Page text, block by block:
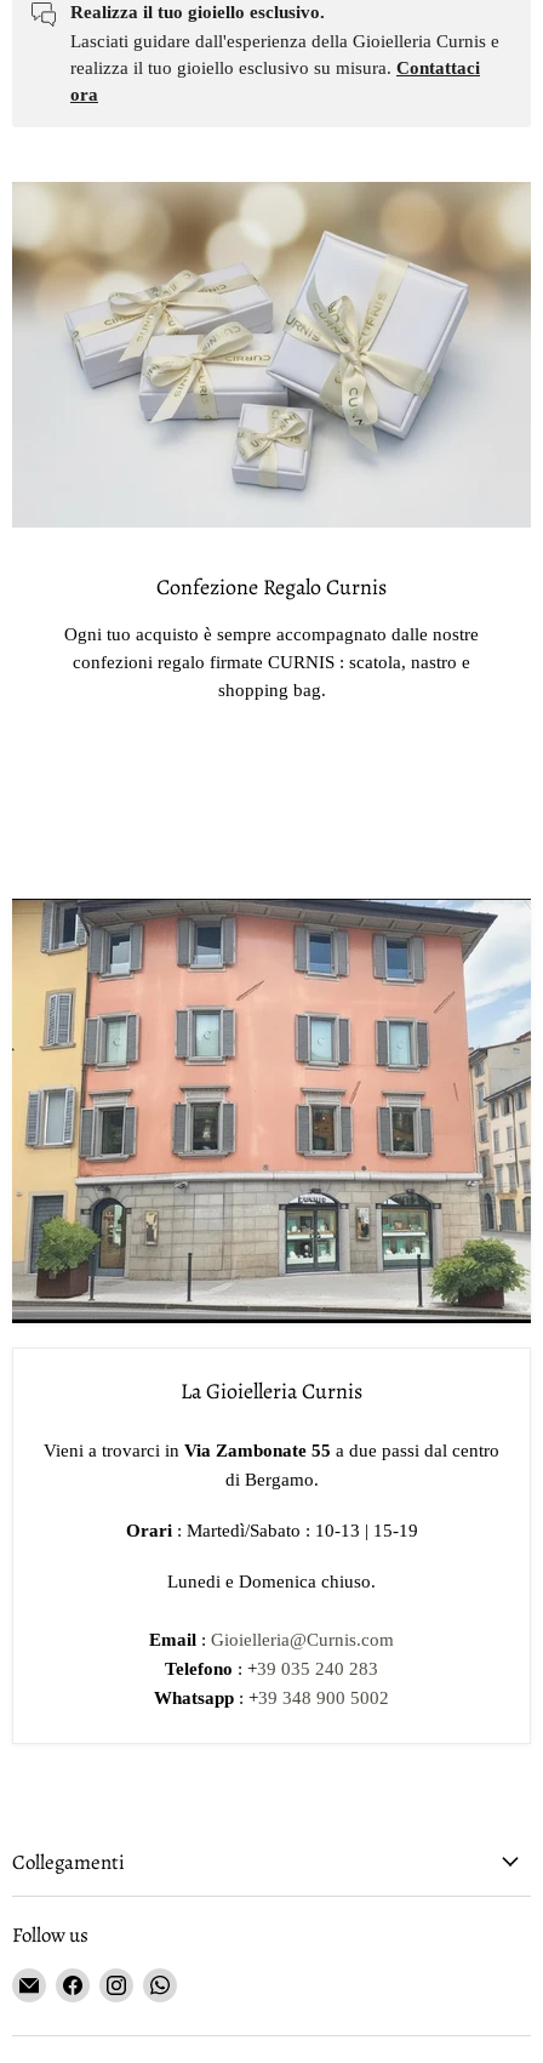
Realizza il tuo gioiello esclusivo.
Lasciati guidare dall'esperienza della Gioielleria Curnis e
realizza il tuo gioiello esclusivo su misura. Contattaci
ora
Confezione Regalo Curnis
Ogni tuo acquisto è sempre accompagnato dalle nostre
confezioni regalo firmate CURNIS : scatola, nastro e
shopping bag.
La Gioielleria Curnis
Vieni a trovarci in Via Zambonate 55 a due passi dal centro
di Bergamo.
Orari : Martedì/Sabato : 10-13 | 15-19
Lunedi e Domenica chiuso.
Email : Gioielleria@Curnis.com
Telefono : +39 035 240 283
Whatsapp : +39 348 900 5002
Collegamenti
Follow us
Email
Gioielleria
Curnis
Find
on
Find
on
Find
on